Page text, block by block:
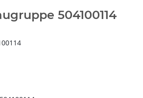
504100114